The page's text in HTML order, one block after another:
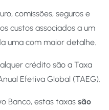
comissões, seguros e
custos associados a um
uma com maior detalhe.
crédito são a Taxa
Efetiva Global (TAEG).
Banco, estas taxas são